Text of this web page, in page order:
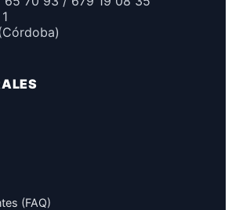
(FAQ)